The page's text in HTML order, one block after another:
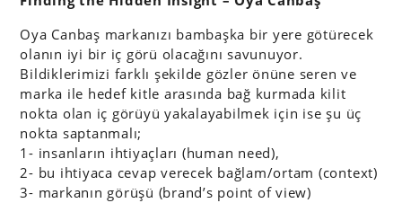
Oya Canbaş markanızı bambaşka bir yere götürecek
olanın iyi bir iç görü olacağını savunuyor.
Bildiklerimizi farklı şekilde gözler önüne seren ve
marka ile hedef kitle arasında bağ kurmada kilit
nokta olan iç görüyü yakalayabilmek için ise şu üç
nokta saptanmalı;
1- insanların ihtiyaçları (human need),
2- bu ihtiyaca cevap verecek bağlam/ortam (context)
3- markanın görüşü (brand’s point of view)